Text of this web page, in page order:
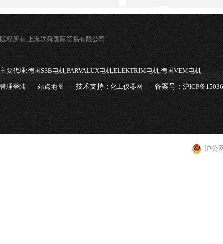
版权所有 上海轶舜国际贸易有限公司
主要代理:德国SSB电机,PARVALUX电机,ELEKTRIM电机,德国VEM电机
管理登陆 站点地图 技术支持：化工仪器网 备案号：沪ICP备
沪公